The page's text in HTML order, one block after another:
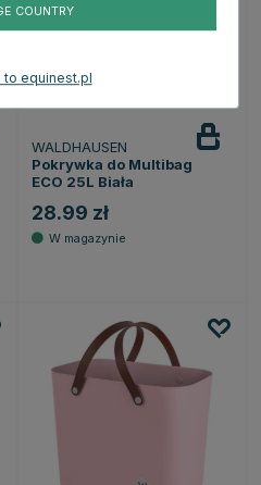
WALDHAUSEN
Pokrywka do Multibag
ECO 25L Biała
28.99 zł
COUNTRY
to equinest.pl